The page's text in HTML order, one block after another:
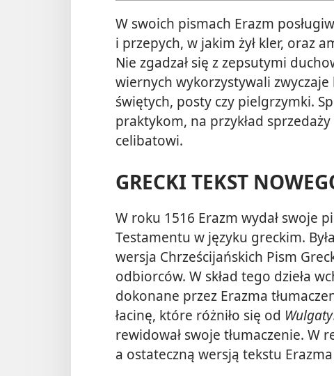
W swoich pismach Erazm
i przepych, w jakim żył kler, oraz
Nie zgadzał się z zepsutymi
wiernych wykorzystywali
świętych, posty czy pielgrzymki.
praktykom, na przykład
celibatowi.
GRECKI TEKST
W roku 1516 Erazm wydał swoje
Testamentu w języku greckim.
wersja Chrześcijańskich Pism
odbiorców. W skład tego dzieła
dokonane przez Erazma
łacinę, które różniło się od Wulgaty
rewidował swoje tłumaczenie. W
a ostateczną wersją tekstu